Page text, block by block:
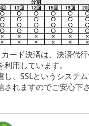
ード決済は、決済代
用しています。
し、SSLというシステ
れますのでご安心下さ